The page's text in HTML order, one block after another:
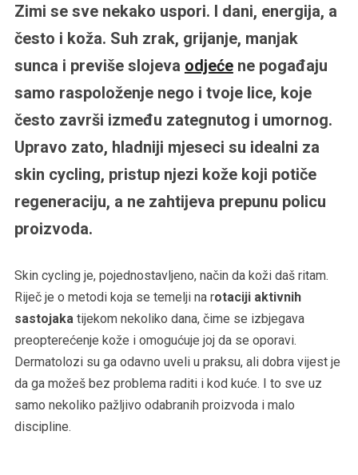
Zimi se sve nekako uspori. I dani, energija, a
često i koža. Suh zrak, grijanje, manjak
sunca i previše slojeva odjećene pogađaju
samo raspoloženje nego i tvoje lice, koje
često završi između zategnutog i umornog.
Upravo zato, hladniji mjeseci su idealni za
skin cycling, pristup njezi kože koji potiče
regeneraciju, a ne zahtijeva prepunu policu
proizvoda.
Skin cycling je, pojednostavljeno, način da koži daš ritam.
Riječ je o metodi koja se temelji na rotaciji aktivnih
sastojakatijekom nekoliko dana, čime se izbjegava
preopterećenje kože i omogućuje joj da se oporavi.
Dermatolozi su ga odavno uveli u praksu, ali dobra vijest je
da ga možeš bez problema raditi i kod kuće. I to sve uz
samo nekoliko pažljivo odabranih proizvoda i malo
discipline.